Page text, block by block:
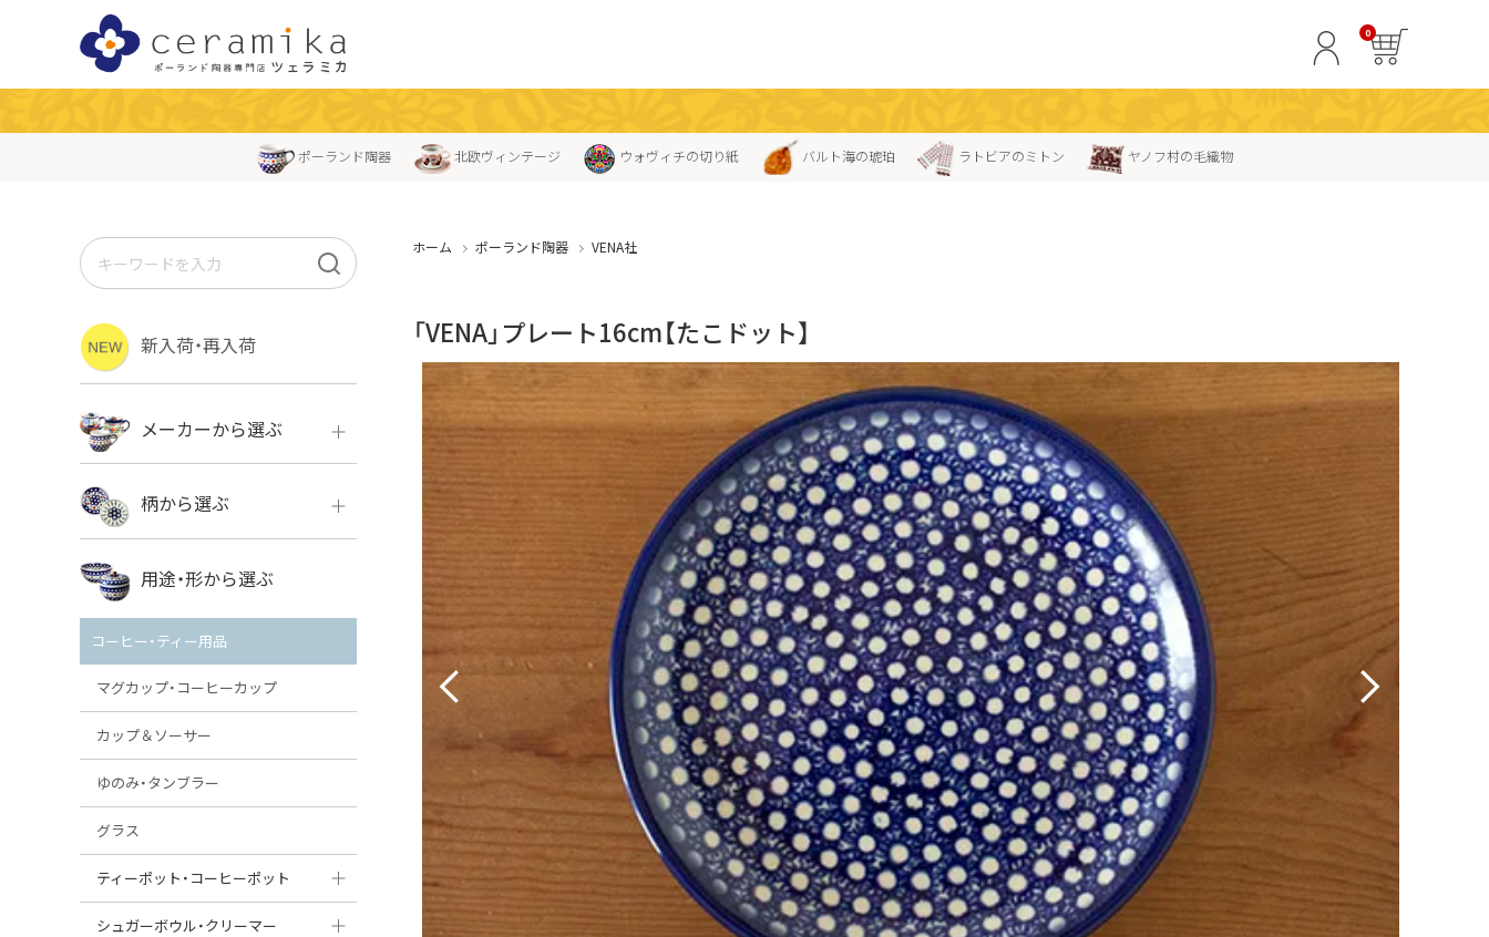
0
ポーランド陶器 北欧ヴィンテージ ウォヴィチの切り紙 バルト海の琥珀 ラトビアのミトン ヤノフ村の毛織物
ホーム ポーランド陶器 VENA社
「VENA」プレート16cm【たこドット】
新入荷・再入荷
メーカーから選ぶ
ボレス
VENA
ミレナ
柄から選ぶ
ボレス
用途・形から選ぶ
コーヒー・ティー用品
マグカップ・コーヒーカップ
カップ＆ソーサー
ゆのみ・タンブラー
グラス
ティーポット・コーヒーポット
ティーポット
シュガーボウル・クリーマー